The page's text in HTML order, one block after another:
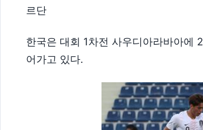
르단
한국은 대회 1차전 사우디아라바아에
어가고 있다.